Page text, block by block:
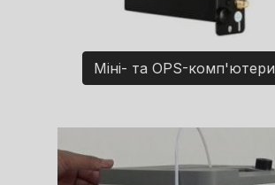
Міні- та OPS-комп'ютери